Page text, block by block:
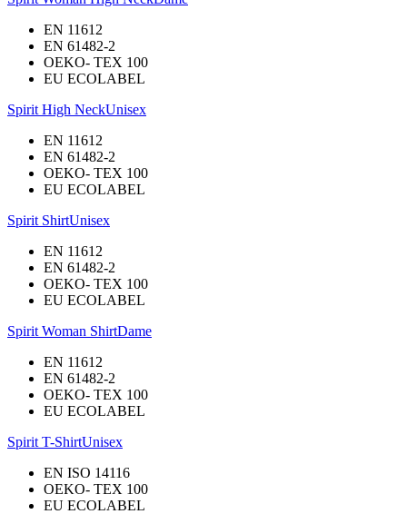
EN 11612
EN 61482-2
OEKO- TEX 100
EU ECOLABEL
Spirit High NeckUnisex
EN 11612
EN 61482-2
OEKO- TEX 100
EU ECOLABEL
Spirit ShirtUnisex
EN 11612
EN 61482-2
OEKO- TEX 100
EU ECOLABEL
Spirit Woman ShirtDame
EN 11612
EN 61482-2
OEKO- TEX 100
EU ECOLABEL
Spirit T-ShirtUnisex
EN ISO 14116
OEKO- TEX 100
EU ECOLABEL